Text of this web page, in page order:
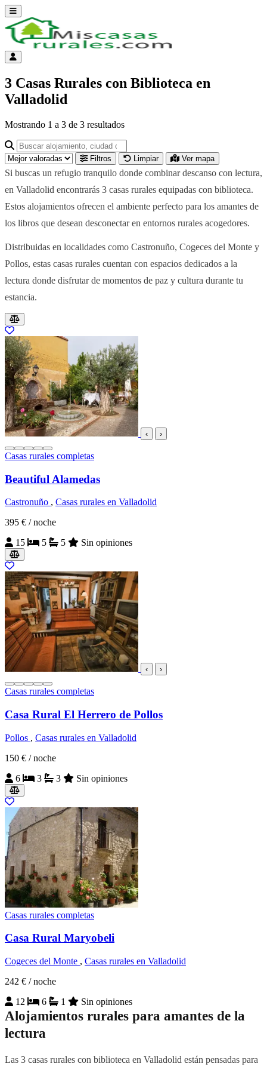
Abrir menú
Menú de cuenta
3 Casas Rurales con Biblioteca en
Valladolid
Mostrando 1 a 3 de 3 resultados
Buscar alojamiento, ciudad o provincia para ir a su página
Filtros Limpiar Ver mapa
Si buscas un refugio tranquilo donde combinar descanso con lectura,
en Valladolid encontrarás 3 casas rurales equipadas con biblioteca.
Estos alojamientos ofrecen el ambiente perfecto para los amantes de
los libros que desean desconectar en entornos rurales acogedores.
Distribuidas en localidades como Castronuño, Cogeces del Monte y
Pollos, estas casas rurales cuentan con espacios dedicados a la
lectura donde disfrutar de momentos de paz y cultura durante tu
estancia.
Resultados del listado
‹ ›
Casas rurales completas
Beautiful Alamedas
Castronuño , Casas rurales en Valladolid
395 € / noche
15
5 5 Sin opiniones
‹ ›
Casas rurales completas
Casa Rural El Herrero de Pollos
Pollos , Casas rurales en Valladolid
150 € / noche
6
3 3 Sin opiniones
Casas rurales completas
Casa Rural Maryobeli
Cogeces del Monte , Casas rurales en Valladolid
242 € / noche
12
6 1 Sin opiniones
Alojamientos rurales para amantes de la
lectura
Las 3 casas rurales con biblioteca en Valladolid están pensadas para